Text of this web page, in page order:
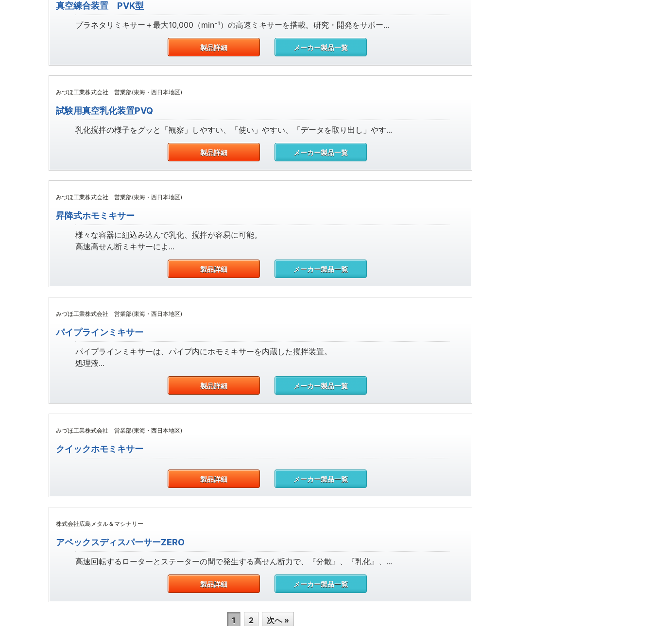
真空練合装置 PVK型
プラネタリミキサー＋最大10,000（min⁻¹）の高速ミキサーを搭載。研究・開発をサポー...
製品詳細 メーカー製品一覧
みづほ工業株式会社 営業部(東海・西日本地区)
試験用真空乳化装置PVQ
乳化撹拌の様子をグッと「観察」しやすい、「使い」やすい、「データを取り出し」やす...
製品詳細 メーカー製品一覧
みづほ工業株式会社 営業部(東海・西日本地区)
昇降式ホモミキサー
様々な容器に組込み込んで乳化、撹拌が容易に可能。
高速高せん断ミキサーによ...
製品詳細 メーカー製品一覧
みづほ工業株式会社 営業部(東海・西日本地区)
パイプラインミキサー
パイプラインミキサーは、パイプ内にホモミキサーを内蔵した撹拌装置。
処理液...
製品詳細 メーカー製品一覧
みづほ工業株式会社 営業部(東海・西日本地区)
クイックホモミキサー
製品詳細 メーカー製品一覧
株式会社広島メタル＆マシナリー
アペックスディスパーサーZERO
高速回転するローターとステーターの間で発生する高せん断力で、『分散』、『乳化』、...
製品詳細 メーカー製品一覧
1 2 次へ »